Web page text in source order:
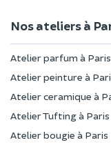
Nos ateliers à
Atelier parfum à Paris
Atelier peinture à
Atelier ceramique à
Atelier Tufting à Paris
Atelier bougie à Paris